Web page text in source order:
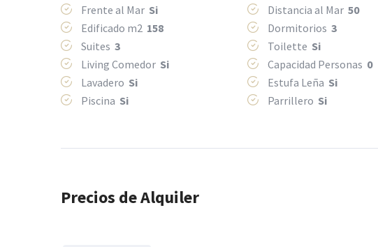
Frente al Mar Si Distancia al Mar 50
Edificado m2 158 Dormitorios 3
Suites 3 Toilette Si
Living Comedor Si Capacidad Personas 0
Lavadero Si Estufa Leña Si
Piscina Si Parrillero Si
Precios de Alquiler